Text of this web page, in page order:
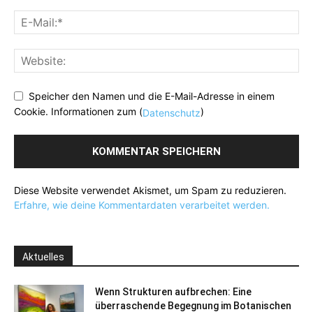
Speicher den Namen und die E-Mail-Adresse in einem
Cookie. Informationen zum (Datenschutz)
Diese Website verwendet Akismet, um Spam zu reduzieren.
Erfahre, wie deine Kommentardaten verarbeitet werden.
Aktuelles
Wenn Strukturen aufbrechen: Eine
überraschende Begegnung im Botanischen